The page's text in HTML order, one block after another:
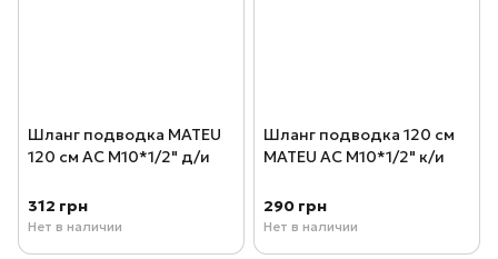
Шланг подводка MATEU
120 см AC М10*1/2" д/и
312 грн
Нет в наличии
Шланг подводка 120 см
MATEU AC М10*1/2" к/и
290 грн
Нет в наличии